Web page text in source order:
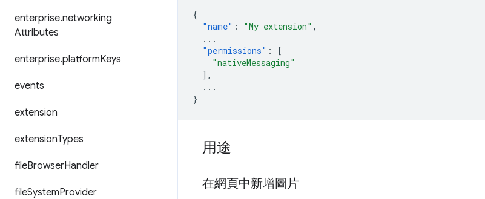
enterprise.networking
Attributes
enterprise.platformKeys
events
extension
extensionTypes
fileBrowserHandler
fileSystemProvider
{
"name" : "My extension" ,
...
"permissions" :
[
"nativeMessaging"
],
...
}
用途
在網頁中新增圖片